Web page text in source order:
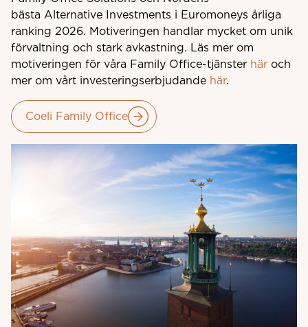
bästa Alternative Investments i Euromoneys årliga
ranking 2026. Motiveringen handlar mycket om unik
förvaltning och stark avkastning. Läs mer om
motiveringen för våra Family Office-tjänster här och
mer om vårt investeringserbjudande här.
Coeli Family Office